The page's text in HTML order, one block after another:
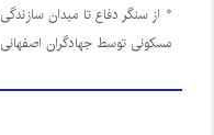
مسکونی توسط جهادگران اصفهانی